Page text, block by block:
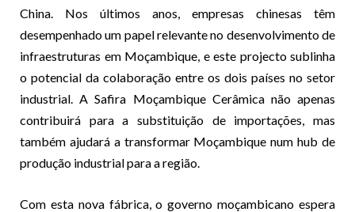
China. Nos últimos anos, empresas chinesas têm
desempenhado um papel relevante no desenvolvimento de
infraestruturas em Moçambique, e este projecto sublinha
o potencial da colaboração entre os dois países no setor
industrial. A Safira Moçambique Cerâmica não apenas
contribuirá para a substituição de importações, mas
também ajudará a transformar Moçambique num hub de
produção industrial para a região.
Com esta nova fábrica, o governo moçambicano espera